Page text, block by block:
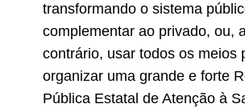
transformando o sistema
complementar ao privado, ou,
contrário, usar todos os meios
organizar uma grande e forte
Pública Estatal de Atenção à